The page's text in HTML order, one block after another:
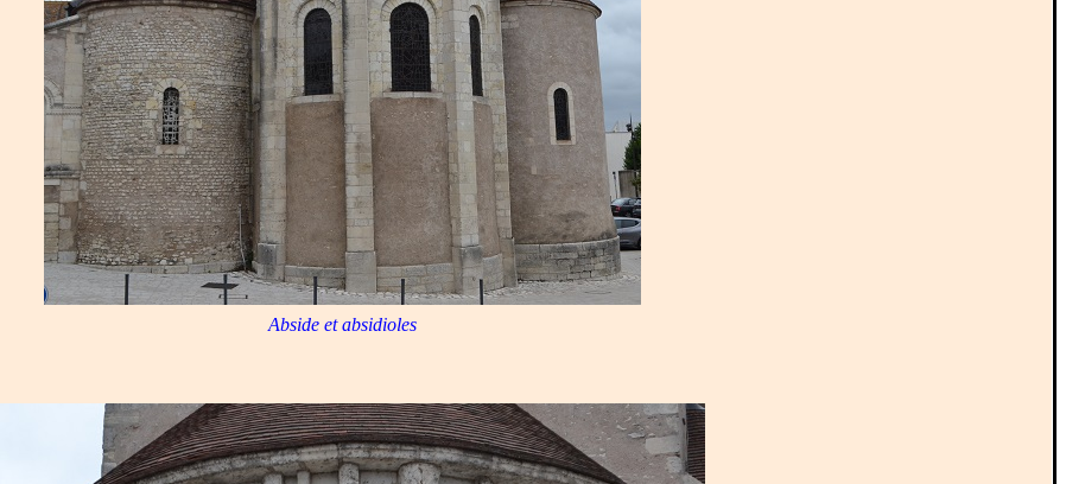
Abside et absidioles